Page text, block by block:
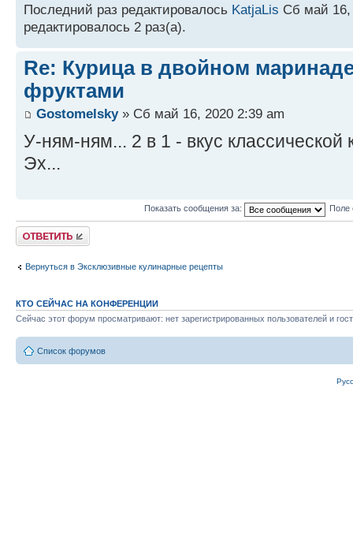
Последний раз редактировалось KatjaLis Сб май 16,
редактировалось 2 раз(а).
Re: Курица в двойном
фруктами
Gostomelsky» Сб май 16, 2020 2:39 am
У-ням-ням... 2 в 1 - вкус
Эх...
Показать сообщения за: Поле
Ответить
Вернуться в Эксклюзивные кулинарные рецепты
КТО СЕЙЧАС НА КОНФЕРЕНЦИИ
Сейчас этот форум просматривают: нет зарегистрированных пользователей и
Список форумов